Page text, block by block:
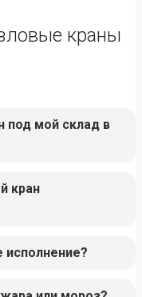
краны
под мой склад в
кран
исполнение?